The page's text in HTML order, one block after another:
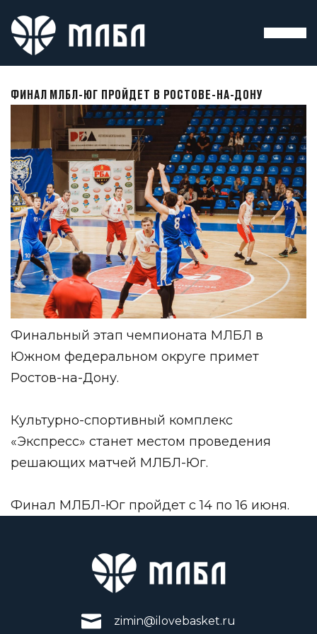
ФИНАЛ МЛБЛ-ЮГ ПРОЙДЕТ В РОСТОВЕ-НА-ДОНУ
Финальный этап чемпионата МЛБЛ в
Южном федеральном округе примет
Ростов-на-Дону.
Культурно-спортивный комплекс
«Экспресс» станет местом проведения
решающих матчей МЛБЛ-Юг.
Финал МЛБЛ-Юг пройдет с 14 по 16 июня.
zimin@ilovebasket.ru